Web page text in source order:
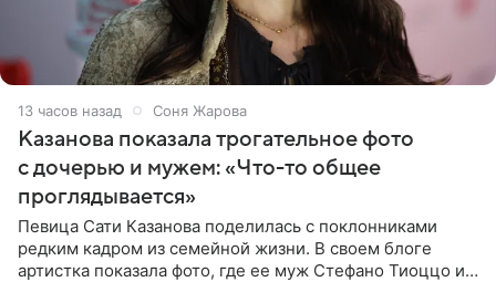
13 часов назад Соня Жарова
Казанова показала трогательное фото
с дочерью и мужем: «Что-то общее
проглядывается»
Певица Сати Казанова поделилась с поклонниками
редким кадром из семейной жизни. В своем блоге
артистка показала фото, где ее муж Стефано Тиоццо и